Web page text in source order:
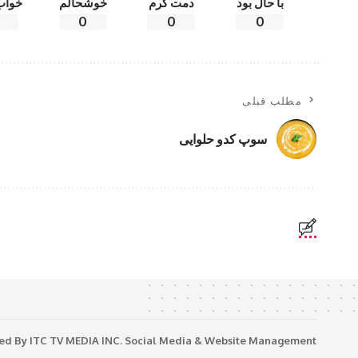
0
0
0
مطلب قبلی
سوپ کدو حلوایی
By ITC TV MEDIA INC. Social Media & Website Management©